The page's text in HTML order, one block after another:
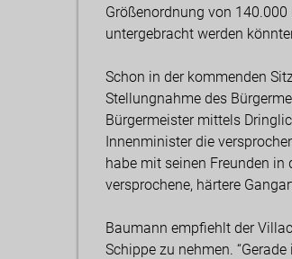
Größenordnung von
untergebracht werden
Schon in der kommenden
Stellungnahme des
Bürgermeister mittels
Innenminister die
habe mit seinen Freunden
versprochene, härtere
Baumann empfiehlt der
Schippe zu nehmen.